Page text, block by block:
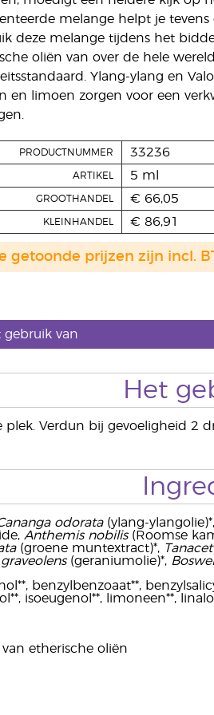
melange helpt je
deze melange tijdens het
oliën van over de hele
Ylang-ylang en
en limoen zorgen voor een
PRODUCTNUMMER 33236
ARTIKEL 5 ml
GROOTHANDEL € 66,05
KLEINHANDEL € 86,91
getoonde prijzen zijn incl.
gebruik van
Het
plek. Verdun bij gevoeligheid 2
odorata(ylang-ylangolie)*,
Anthemis nobilis(Roomse
(groene muntextract)*,
(geraniumolie)*,
benzylbenzoaat**,
isoeugenol**, limoneen**,
etherische oliën